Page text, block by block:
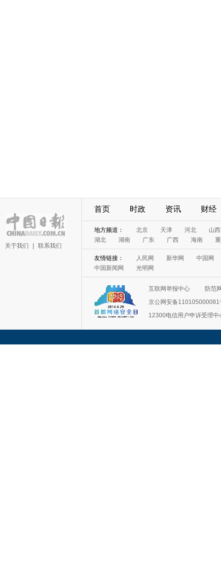
关于我们 联系我们
首页 时政 资讯 财经
地方频道： 北京 天津 河北
山西
湖北
湖南 广东 广西 海南
友情链接： 人民网 新华网
中国网
中国新闻网
光明网
互联网举报中心
防范
京公网安备110105000081
12300电信用户申诉受理中